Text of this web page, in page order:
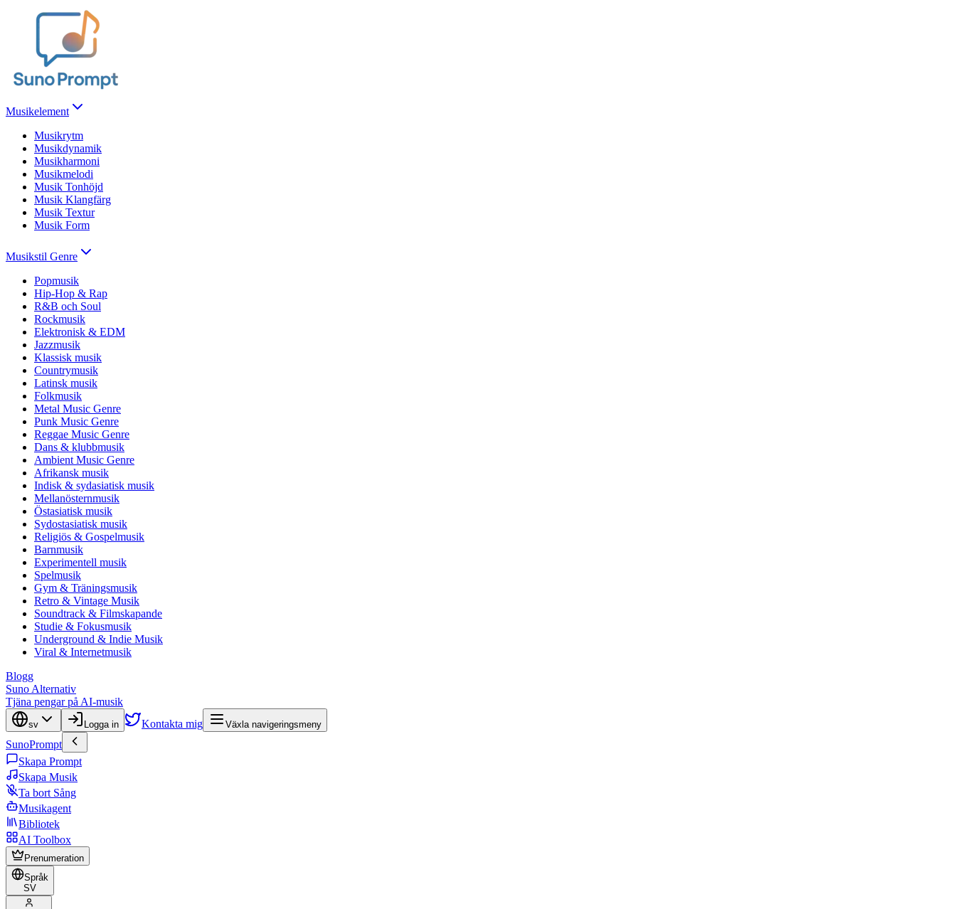
Musikelement
Musikrytm
Musikdynamik
Musikharmoni
Musikmelodi
Musik Tonhöjd
Musik Klangfärg
Musik Textur
Musik Form
Musikstil Genre
Popmusik
Hip-Hop & Rap
R&B och Soul
Rockmusik
Elektronisk & EDM
Jazzmusik
Klassisk musik
Countrymusik
Latinsk musik
Folkmusik
Metal Music Genre
Punk Music Genre
Reggae Music Genre
Dans & klubbmusik
Ambient Music Genre
Afrikansk musik
Indisk & sydasiatisk musik
Mellanösternmusik
Östasiatisk musik
Sydostasiatisk musik
Religiös & Gospelmusik
Barnmusik
Experimentell musik
Spelmusik
Gym & Träningsmusik
Retro & Vintage Musik
Soundtrack & Filmskapande
Studie & Fokusmusik
Underground & Indie Musik
Viral & Internetmusik
Blogg
Suno Alternativ
Tjäna pengar på AI-musik
sv Logga in Kontakta mig Växla navigeringsmeny
SunoPrompt
Skapa Prompt
Skapa Musik
Ta bort Sång
Musikagent
Bibliotek
AI Toolbox
Prenumeration
Språk
SV